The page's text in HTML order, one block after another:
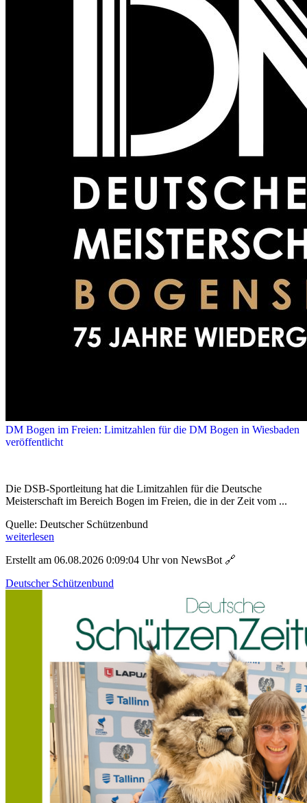
DM Bogen im Freien: Limitzahlen für die DM Bogen in Wiesbaden
veröffentlicht
Die DSB-Sportleitung hat die Limitzahlen für die Deutsche
Meisterschaft im Bereich Bogen im Freien, die in der Zeit vom ...
Quelle: Deutscher Schützenbund
weiterlesen
Erstellt am 06.08.2026 0:09:04 Uhr von NewsBot 🔗
Deutscher Schützenbund